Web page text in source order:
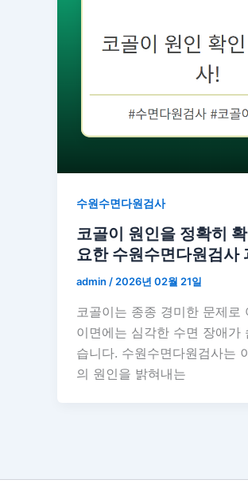
수원수면다원검사
코골이 원인을 정확히
요한 수원수면다원검사
admin / 2026년 02월 21일
코골이는 종종 경미한 문제로
이면에는 심각한 수면 장애가
습니다. 수원수면다원검사는
의 원인을 밝혀내는